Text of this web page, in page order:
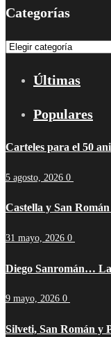
Categorías
Categorías
Últimas
Populares
Carteles para el 50
5 agosto, 2026 0
Castella y San
31 mayo, 2026 0
Diego Sanromán…
9 mayo, 2026 0
Silveti, San Román y